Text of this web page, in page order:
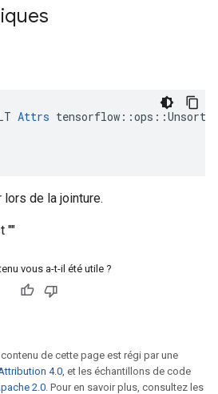
Attrs
de la jointure.
""
vous a-t-il été utile ?
de cette page est régi par une
4.0, et les échantillons de code
2.0. Pour en savoir plus, consultez les